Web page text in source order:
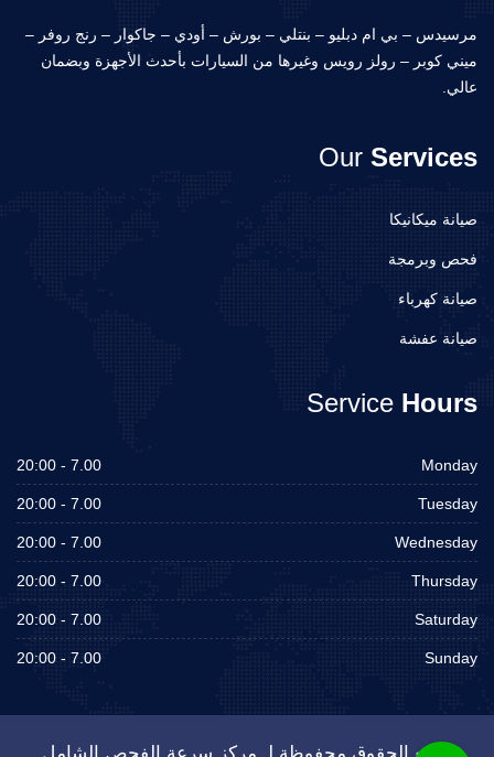
مرسيدس – بي ام دبليو – بنتلي – بورش – أودي – جاكوار – رنج روفر –
ميني كوبر – رولز رويس وغيرها من السيارات بأحدث الأجهزة وبضمان
عالي.
Our Services
صيانة ميكانيكا
فحص وبرمجة
صيانة كهرباء
صيانة عفشة
Service Hours
Monday
7.00 - 20:00
Tuesday
7.00 - 20:00
Wednesday
7.00 - 20:00
Thursday
7.00 - 20:00
Saturday
7.00 - 20:00
Sunday
7.00 - 20:00